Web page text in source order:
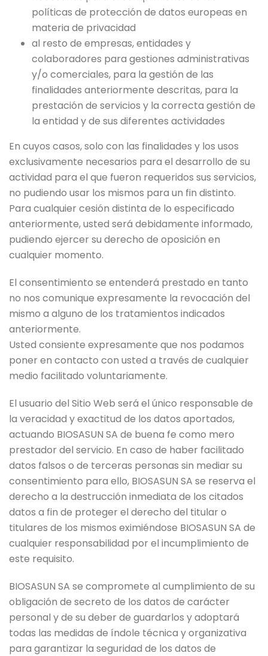
políticas de protección de datos europeas en
materia de privacidad
al resto de empresas, entidades y
colaboradores para gestiones administrativas
y/o comerciales, para la gestión de las
finalidades anteriormente descritas, para la
prestación de servicios y la correcta gestión de
la entidad y de sus diferentes actividades
En cuyos casos, solo con las finalidades y los usos
exclusivamente necesarios para el desarrollo de su
actividad para el que fueron requeridos sus servicios,
no pudiendo usar los mismos para un fin distinto.
Para cualquier cesión distinta de lo especificado
anteriormente, usted será debidamente informado,
pudiendo ejercer su derecho de oposición en
cualquier momento.
El consentimiento se entenderá prestado en tanto
no nos comunique expresamente la revocación del
mismo a alguno de los tratamientos indicados
anteriormente.
Usted consiente expresamente que nos podamos
poner en contacto con usted a través de cualquier
medio facilitado voluntariamente.
El usuario del Sitio Web será el único responsable de
la veracidad y exactitud de los datos aportados,
actuando BIOSASUN SA de buena fe como mero
prestador del servicio. En caso de haber facilitado
datos falsos o de terceras personas sin mediar su
consentimiento para ello, BIOSASUN SA se reserva el
derecho a la destrucción inmediata de los citados
datos a fin de proteger el derecho del titular o
titulares de los mismos eximiéndose BIOSASUN SA de
cualquier responsabilidad por el incumplimiento de
este requisito.
BIOSASUN SA se compromete al cumplimiento de su
obligación de secreto de los datos de carácter
personal y de su deber de guardarlos y adoptará
todas las medidas de índole técnica y organizativa
para garantizar la seguridad de los datos de